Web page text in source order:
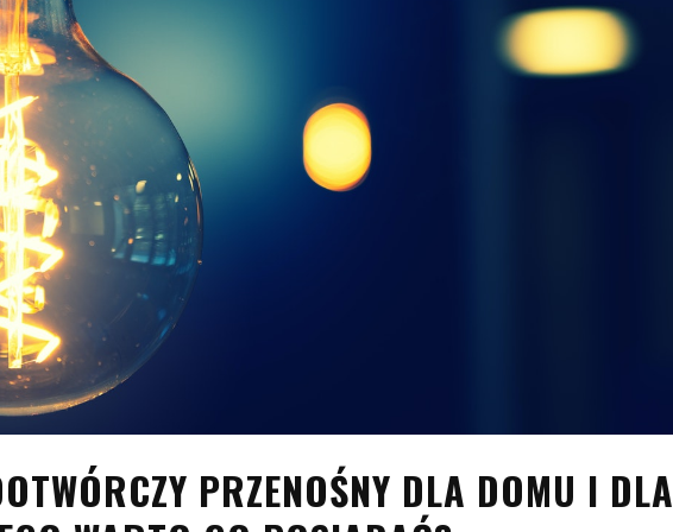
PRZENOŚNY DLA DOMU I DLA